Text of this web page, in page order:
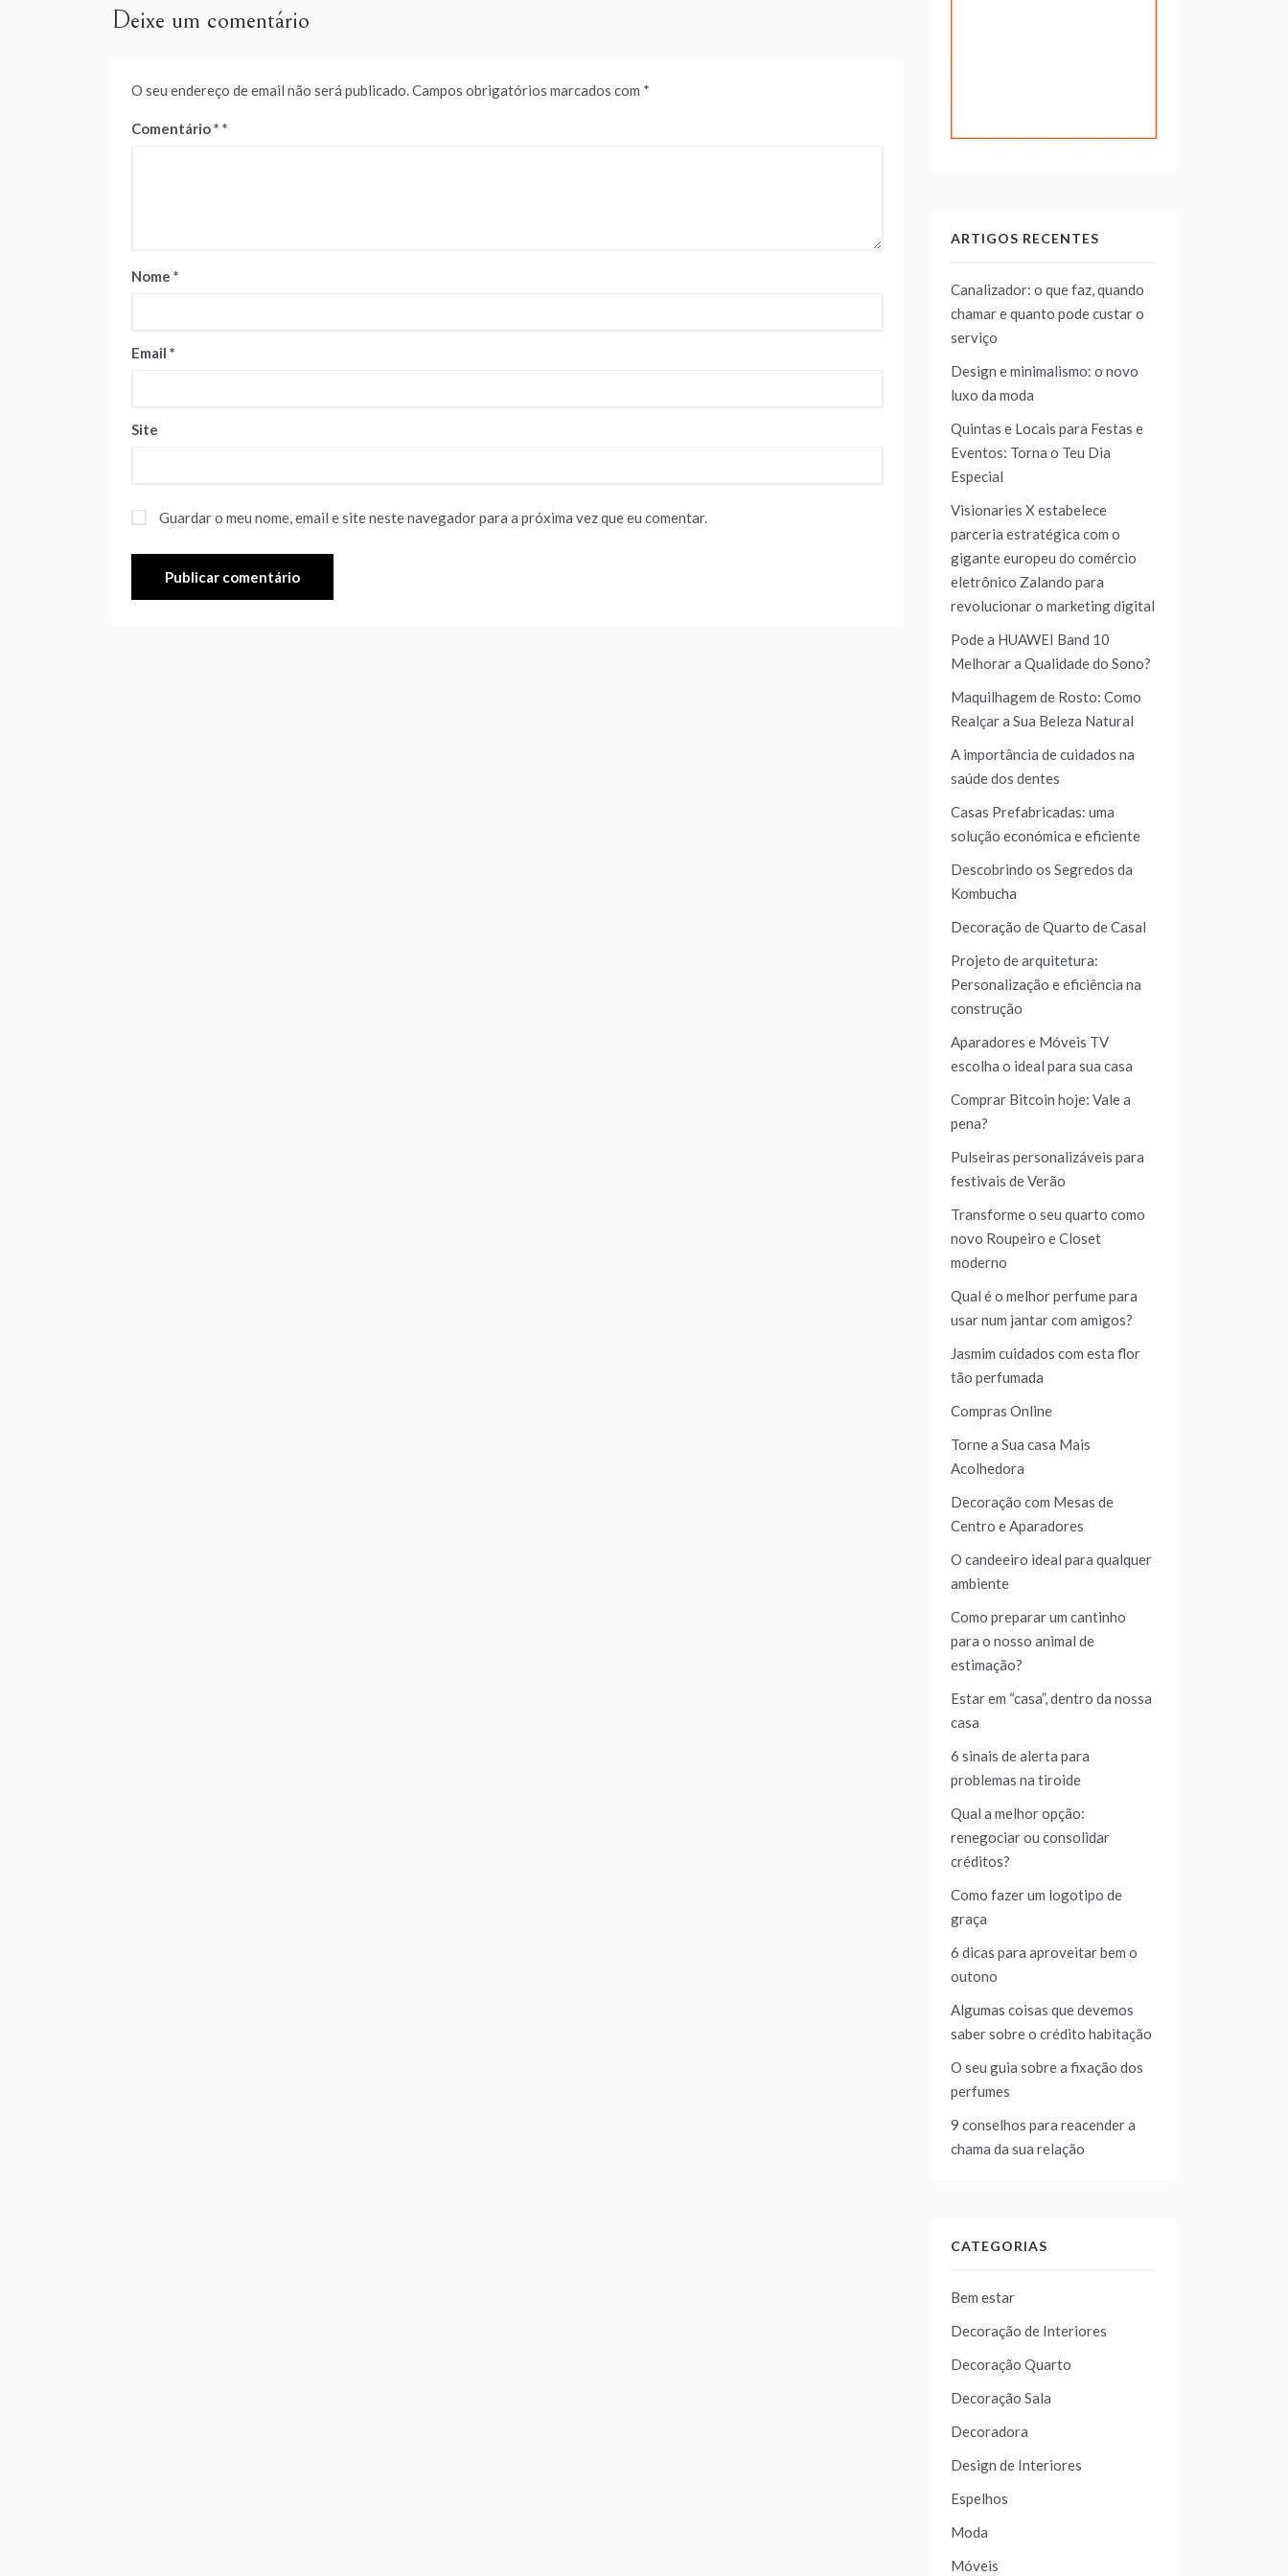
Deixe um comentário
O seu endereço de email não será publicado.Campos obrigatórios marcados com *
Comentário*
Nome *
Email *
Site
Guardar o meu nome, email e site neste navegador para a próxima vez que eu comentar.
ARTIGOS RECENTES
Canalizador: o que faz, quando
chamar e quanto pode custar o
serviço
Design e minimalismo: o novo
luxo da moda
Quintas e Locais para Festas e
Eventos: Torna o Teu Dia
Especial
Visionaries X estabelece
parceria estratégica com o
gigante europeu do comércio
eletrônico Zalando para
revolucionar o marketing digital
Pode a HUAWEI Band 10
Melhorar a Qualidade do Sono?
Maquilhagem de Rosto: Como
Realçar a Sua Beleza Natural
A importância de cuidados na
saúde dos dentes
Casas Prefabricadas: uma
solução económica e eficiente
Descobrindo os Segredos da
Kombucha
Decoração de Quarto de Casal
Projeto de arquitetura:
Personalização e eficiência na
construção
Aparadores e Móveis TV
escolha o ideal para sua casa
Comprar Bitcoin hoje: Vale a
pena?
Pulseiras personalizáveis para
festivais de Verão
Transforme o seu quarto como
novo Roupeiro e Closet
moderno
Qual é o melhor perfume para
usar num jantar com amigos?
Jasmim cuidados com esta flor
tão perfumada
Compras Online
Torne a Sua casa Mais
Acolhedora
Decoração com Mesas de
Centro e Aparadores
O candeeiro ideal para qualquer
ambiente
Como preparar um cantinho
para o nosso animal de
estimação?
Estar em “casa”, dentro da nossa
casa
6 sinais de alerta para
problemas na tiroide
Qual a melhor opção:
renegociar ou consolidar
créditos?
Como fazer um logotipo de
graça
6 dicas para aproveitar bem o
outono
Algumas coisas que devemos
saber sobre o crédito habitação
O seu guia sobre a fixação dos
perfumes
9 conselhos para reacender a
chama da sua relação
CATEGORIAS
Bem estar
Decoração de Interiores
Decoração Quarto
Decoração Sala
Decoradora
Design de Interiores
Espelhos
Moda
Móveis